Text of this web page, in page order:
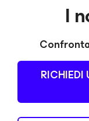
I
RICHIEDI